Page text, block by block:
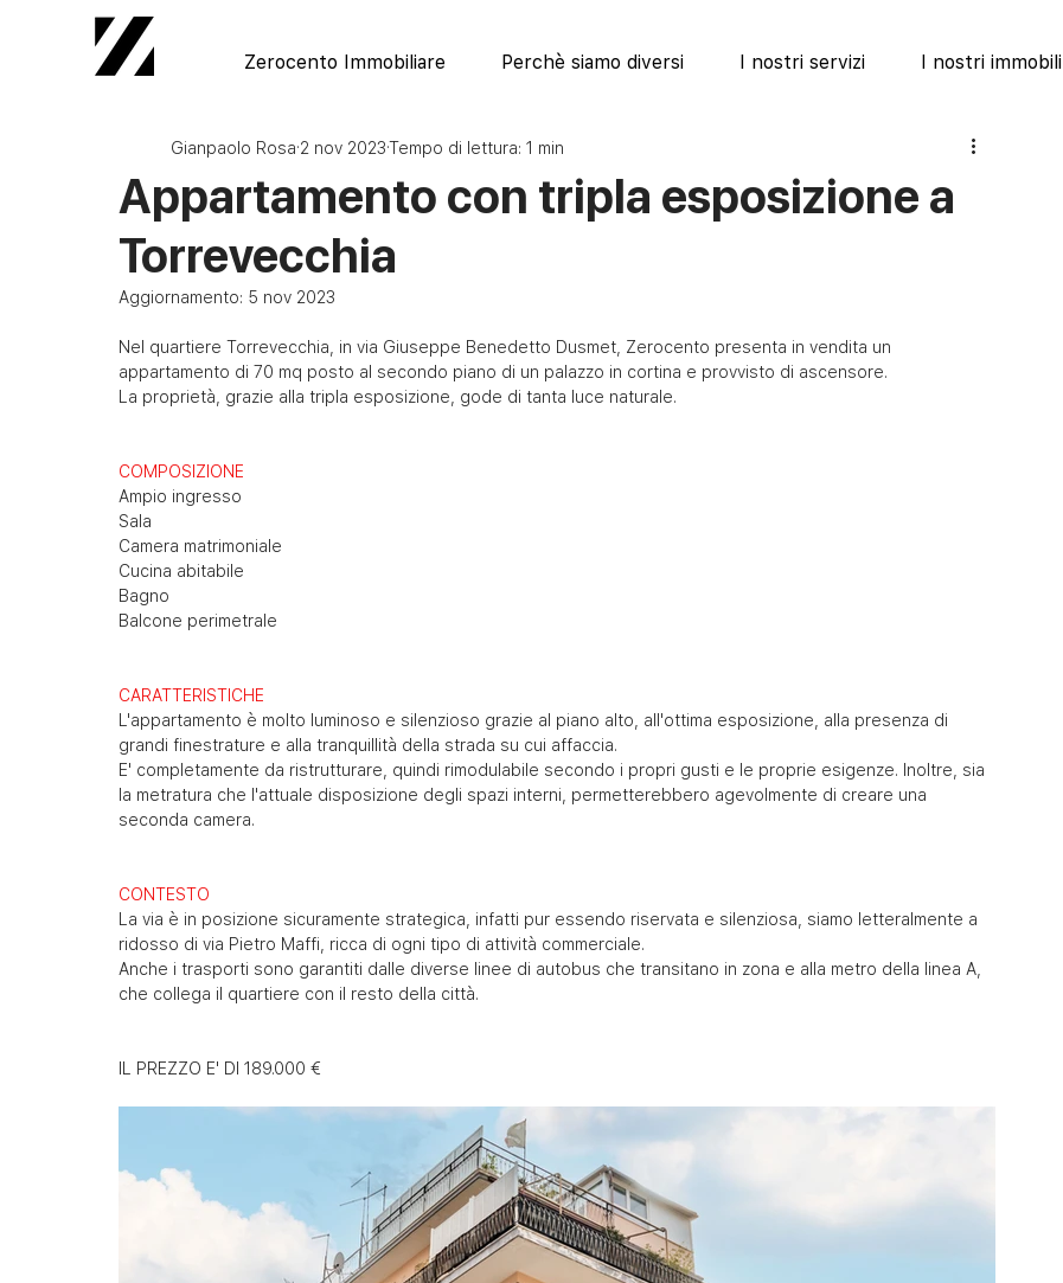
Zerocento Immobiliare Perchè siamo diversi I nostri servizi I nostri immobili
Appartamento con tripla esposizione a
Torrevecchia
Gianpaolo Rosa 2 nov 2023Tempo di lettura: 1 min
Aggiornamento: 5 nov 2023
Nel quartiere Torrevecchia, in via Giuseppe Benedetto Dusmet, Zerocento presenta in vendita un
appartamento di 70 mq posto al secondo piano di un palazzo in cortina e provvisto di ascensore.
La proprietà, grazie alla tripla esposizione, gode di tanta luce naturale.
COMPOSIZIONE
Ampio ingresso
Sala
Camera matrimoniale
Cucina abitabile
Bagno
Balcone perimetrale
CARATTERISTICHE
L'appartamento è molto luminoso e silenzioso grazie al piano alto, all'ottima esposizione, alla presenza di
grandi finestrature e alla tranquillità della strada su cui affaccia.
E' completamente da ristrutturare, quindi rimodulabile secondo i propri gusti e le proprie esigenze. Inoltre, sia
la metratura che l'attuale disposizione degli spazi interni, permetterebbero agevolmente di creare una
seconda camera.
CONTESTO
La via è in posizione sicuramente strategica, infatti pur essendo riservata e silenziosa, siamo letteralmente a
ridosso di via Pietro Maffi, ricca di ogni tipo di attività commerciale.
Anche i trasporti sono garantiti dalle diverse linee di autobus che transitano in zona e alla metro della linea A,
che collega il quartiere con il resto della città.
IL PREZZO E' DI 189.000 €